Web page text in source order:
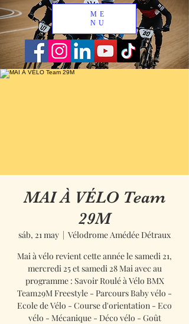
ME
NU
MAI À VÉLO Team
29M
sáb, 21 may
  |
Vélodrome Amédée Détraux
Mai à vélo revient cette année le samedi 21,
mercredi 25 et samedi 28 Mai avec au
programme : Savoir Roulé à Vélo BMX
Team29M Freestyle - Parcours Baby vélo -
Ecole de Vélo - Course d'orientation - Eco
vélo - Mécanique - Déco vélo - Goût